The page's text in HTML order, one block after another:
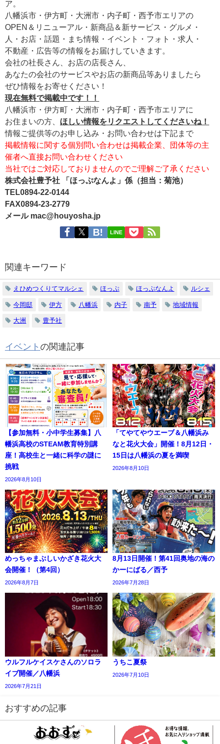
ア。
八幡浜市・伊方町・大洲市・内子町・西予市エリアの
OPEN＆リニューアル・新商品＆新サービス・グルメ・
人・お店・話題・まち情報・イベント・フォト・求人・
不動産・広告等の情報をお届けしていきます。
会社の社長さん、お店の店長さん、
あなたの会社のサービスやお店の新商品等ありましたら
ぜひ情報をお寄せください！
現在無料で掲載中です！！
八幡浜市・伊方町・大洲市・内子町・西予市エリアに
お住まいの方、 ほしい情報をリクエストしてくださいね！
情報ご提供等のお申し込み・お問い合わせは下記まで
掲載情報に関する個別問い合わせは掲載企業、団体等の主
催者へ直接お問い合わせください
当社ではご対応しておりませんのでご理解ご了承ください
株式会社豊予社 「ほっぷなんよ」係（担当：菊池）
TEL0894-22-0144
FAX0894-23-2779
メール mac@houyosha.jp
LINE
関連キーワード
えひめつくりてマルシェ ほっぷ ほっぷなんよ ルシェ
今岡邸 伊方 八幡浜 内子 南予 地域情報
大洲 豊予社
イベント の関連記事
【参加無料・小中学生募集】八
幡浜高校のSTEAM教育特別講
座！高校生と一緒に科学の謎に
挑戦
2026年8月10日
「てやてやウエーブ＆八幡浜み
なと花火大会」開催！8月12日・
15日は八幡浜の夏を満喫
2026年8月10日
めっちゃまぶしいかざき花火大
会開催！（第4回）
2026年8月7日
8月13日開催！第41回奥地の海の
かーにばる／西予
2026年7月28日
ウルフルケイスケさんのソロラ
イブ開催／八幡浜
2026年7月21日
うちこ夏祭
2026年7月10日
おすすめの記事